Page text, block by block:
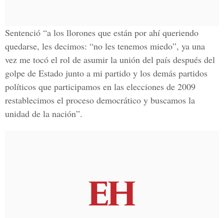
Sentenció “a los llorones que están por ahí queriendo
quedarse, les decimos: “no les tenemos miedo”, ya una
vez me tocó el rol de asumir la unión del país después del
golpe de Estado junto a mi partido y los demás partidos
políticos que participamos en las elecciones de 2009
restablecimos el proceso democrático y buscamos la
unidad de la nación”.